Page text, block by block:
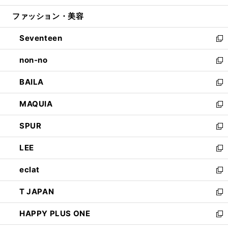
開
ウ
開
く
ン
ウ
で
開
く
ウ
ン
ド
ウ
で
開
く
ファッション・美容
Seventeen
新
し
い
ウ
ィ
ン
ド
ウ
で
開
く
non-no
新
し
い
ウ
ィ
ン
ド
ウ
で
開
く
BAILA
新
し
い
ウ
ィ
ン
ド
ウ
で
開
く
MAQUIA
新
し
い
ウ
ィ
ン
ド
ウ
で
開
く
SPUR
新
し
い
ウ
ィ
ン
ド
ウ
で
開
LEE
新
し
い
ウ
ィ
ン
ド
ウ
eclat
新
し
い
ウ
ィ
ン
T JAPAN
新
し
い
ウ
HAPPY PLUS ONE
新
し